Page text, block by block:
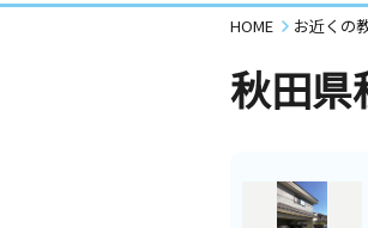
HOME お近くの
秋田県